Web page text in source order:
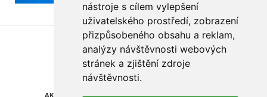
nástroje s cílem vylepšení
uživatelského prostředí, zobrazení
přizpůsobeného obsahu a reklam,
analýzy návštěvnosti webových
stránek a zjištění zdroje
návštěvnosti.
Najdete nás také na
AKCE A SLEVY POLEDNÍ MENU